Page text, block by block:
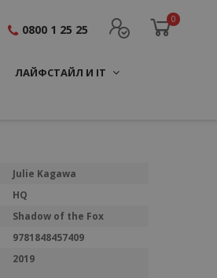
0
0800 1 25 25
ЛАЙФСТАЙЛ И IT
Julie Kagawa
HQ
Shadow of the Fox
9781848457409
2019